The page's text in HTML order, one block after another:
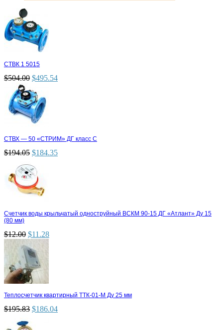
СТВК 1 5015
$504.00 $495.54
СТВХ — 50 «СТРИМ» ДГ класс С
$194.05 $184.35
Счетчик воды крыльчатый одноструйный ВСКМ 90-15 ДГ «Атлант» Ду 15
(80 мм)
$12.00 $11.28
Теплосчетчик квартирный ТТК-01-М Ду 25 мм
$195.83 $186.04